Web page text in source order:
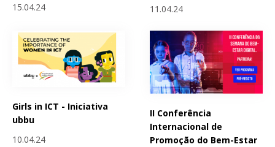
15.04.24
11.04.24
Girls in ICT - Iniciativa
ubbu
10.04.24
II Conferência
Internacional de
Promoção do Bem-Estar